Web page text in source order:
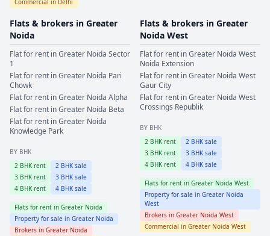
Flats & brokers in Greater
Noida
Flat for rent inGreater Noida Sector
1
Flat for rent inGreater Noida Pari
Chowk
Flat for rent inGreater Noida Alpha
Flat for rent inGreater Noida Beta
Flat for rent inGreater Noida
Knowledge Park
BY BHK
2 BHK rent 2 BHK sale
3 BHK rent 3 BHK sale
4 BHK rent 4 BHK sale
Flats for rent in Greater Noida
Property for sale in Greater Noida
Brokers in Greater Noida
Flats & brokers in Greater
Noida West
Flat for rent inGreater Noida West
Noida Extension
Flat for rent inGreater Noida West
Gaur City
Flat for rent inGreater Noida West
Crossings Republik
BY BHK
2 BHK rent 2 BHK sale
3 BHK rent 3 BHK sale
4 BHK rent 4 BHK sale
Flats for rent in Greater Noida West
Property for sale in Greater Noida
West
Brokers in Greater Noida West
Commercial in Greater Noida West